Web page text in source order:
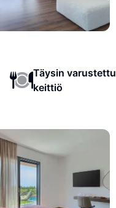
Täysin varustettu
keittiö